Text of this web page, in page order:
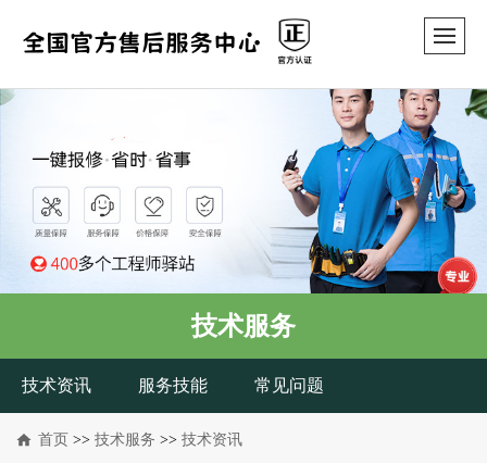
技术服务
技术资讯 服务技能 常见问题
首页 >> 技术服务 >> 技术资讯